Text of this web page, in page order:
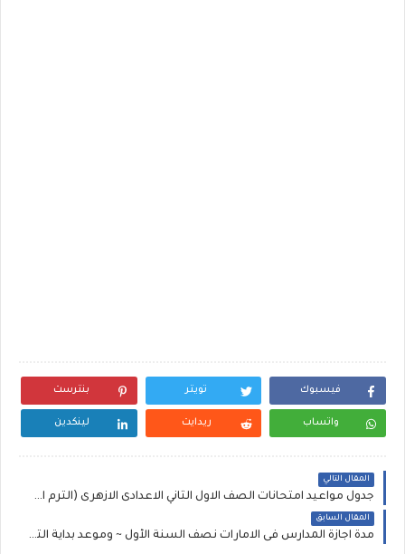
فيسبوك تويتر بنترست
واتساب ريدايت لينكدين
المقال التالي
جدول مواعيد امتحانات الصف الاول الثاني الاعدادى الازهرى (الترم الاول) 2020/2019 ذاكر مافيش وقت
المقال السابق
مدة اجازة المدارس فى الامارات نصف السنة الأول ~ وموعد بداية الترم الثاني :: موعد إجازة الشتاء والربيع لمدارس التعليم العام والخاصة والأجنبية